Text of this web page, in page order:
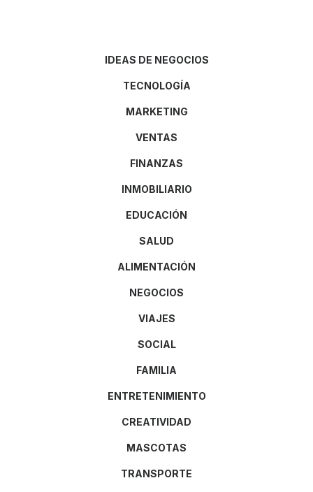
IDEAS DE NEGOCIOS
TECNOLOGÍA
MARKETING
VENTAS
FINANZAS
INMOBILIARIO
EDUCACIÓN
SALUD
ALIMENTACIÓN
NEGOCIOS
VIAJES
SOCIAL
FAMILIA
ENTRETENIMIENTO
CREATIVIDAD
MASCOTAS
TRANSPORTE